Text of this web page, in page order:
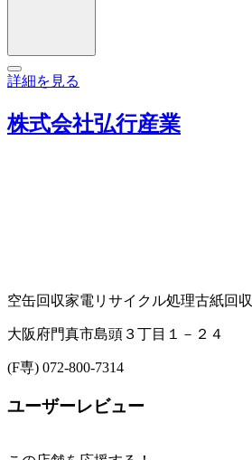
詳細を見る
株式会社弘行産業
空缶回収家電リサイクル処理古紙回収
大阪府門真市島頭３丁目１－２４
(F専) 072-800-7314
ユーザーレビュー